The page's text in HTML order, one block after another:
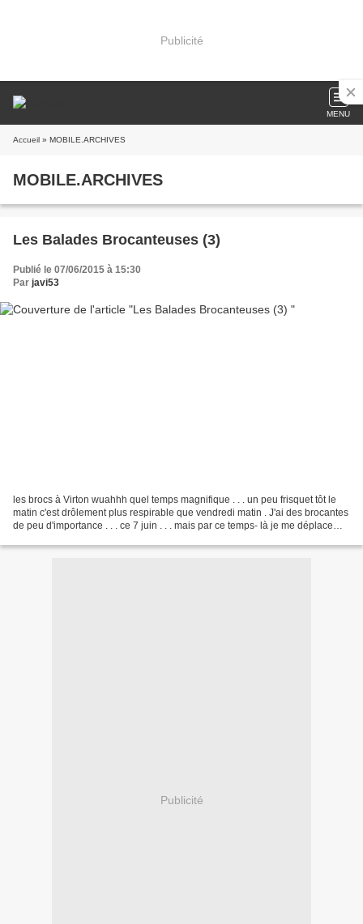
Publicité
MENU
Accueil » MOBILE.ARCHIVES
MOBILE.ARCHIVES
Les Balades Brocanteuses (3)
Publié le 07/06/2015 à 15:30
Par javi53
les brocs à Virton wuahhh quel temps magnifique . . . un peu frisquet tôt le
matin c'est drôlement plus respirable que vendredi matin . J'ai des brocantes
de peu d'importance . . . ce 7 juin . . . mais par ce temps- là je me déplace
Publicité